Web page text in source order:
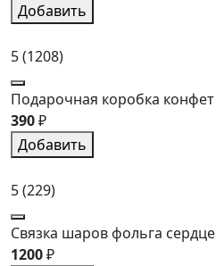
Добавить
5(1208)
Подарочная коробка конфет
390₽
Добавить
5(229)
Связка шаров фольга сердце
1200₽